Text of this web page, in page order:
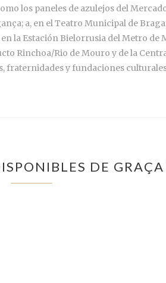
los paneles de azulejos del
a, en el Teatro Municipal de
la Estación Bielorrusia del Metro de
Rinchoa/Rio de Mouro y de la
fraternidades y fundaciones
DE